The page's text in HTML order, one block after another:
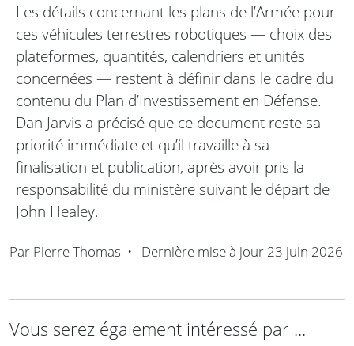
Les détails concernant les plans de l’Armée pour
ces véhicules terrestres robotiques — choix des
plateformes, quantités, calendriers et unités
concernées — restent à définir dans le cadre du
contenu du Plan d’Investissement en Défense.
Dan Jarvis a précisé que ce document reste sa
priorité immédiate et qu’il travaille à sa
finalisation et publication, après avoir pris la
responsabilité du ministère suivant le départ de
John Healey.
Par Pierre Thomas • Dernière mise à jour 23 juin 2026
Vous serez également intéressé par ...